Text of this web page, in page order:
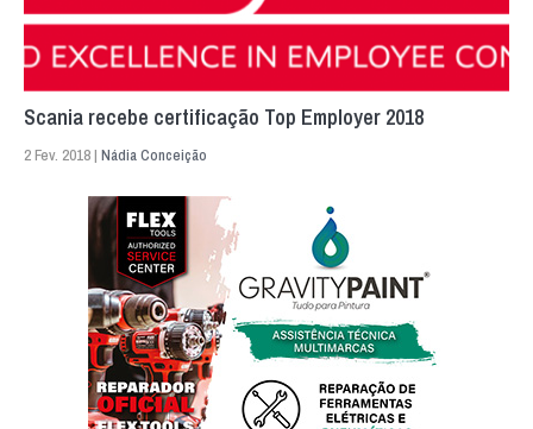
Scania recebe certificação Top Employer 2018
2 Fev. 2018 | Nádia Conceição